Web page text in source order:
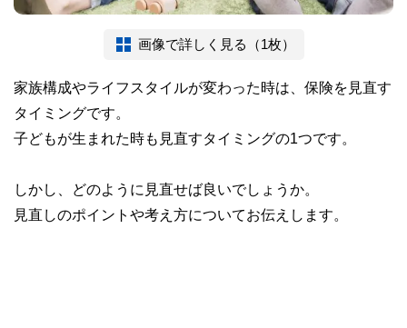
画像で詳しく見る（1枚）
家族構成やライフスタイルが変わった時は、保険を見直す
タイミングです。
子どもが生まれた時も見直すタイミングの1つです。
しかし、どのように見直せば良いでしょうか。
見直しのポイントや考え方についてお伝えします。